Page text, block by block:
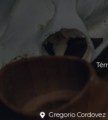
Gregorio Cordovez